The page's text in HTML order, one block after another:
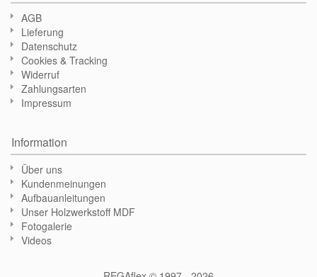
AGB
Lieferung
Datenschutz
Cookies & Tracking
Widerruf
Zahlungsarten
Impressum
Information
Über uns
Kundenmeinungen
Aufbauanleitungen
Unser Holzwerkstoff MDF
Fotogalerie
Videos